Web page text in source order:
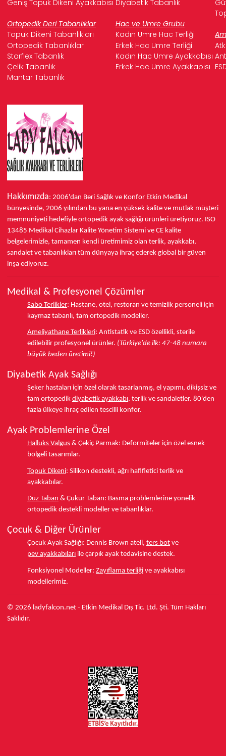
Geniş Topuk Dikeni Ayakkabısı Diyabetik Tabanlık
Ortopedik Deri Tabanlıklar
Hac ve Umre Grubu
Topuk Dikeni Tabanlıkları
Kadın Umre Hac Terliği
Ortopedik Tabanlıklar
Erkek Hac Umre Terliği
Starflex Tabanlık
Kadın Hac Umre Ayakkabısı
Çelik Tabanlık
Erkek Hac Umre Ayakkabısı
Mantar Tabanlık
Hakkımızda: 2006'dan Beri Sağlık ve Konfor Etkin Medikal
bünyesinde, 2006 yılından bu yana en yüksek kalite ve mutlak müşteri
memnuniyeti hedefiyle ortopedik ayak sağlığı ürünleri üretiyoruz. ISO
13485 Medikal Cihazlar Kalite Yönetim Sistemi ve CE kalite
belgelerimizle, tamamen kendi üretimimiz olan terlik, ayakkabı,
sandalet ve tabanlıkları tüm dünyaya ihraç ederek global bir güven
inşa ediyoruz.
Medikal & Profesyonel Çözümler
Sabo Terlikler: Hastane, otel, restoran ve temizlik personeli için
kaymaz tabanlı, tam ortopedik modeller.
Ameliyathane Terlikleri: Antistatik ve ESD özellikli, sterile
edilebilir profesyonel ürünler. (Türkiye'de ilk: 47-48 numara
büyük beden üretimi!)
Diyabetik Ayak Sağlığı
Şeker hastaları için özel olarak tasarlanmış, el yapımı, dikişsiz ve
tam ortopedik diyabetik ayakkabı, terlik ve sandaletler. 80'den
fazla ülkeye ihraç edilen tescilli konfor.
Ayak Problemlerine Özel
Halluks Valgus & Çekiç Parmak: Deformiteler için özel esnek
bölgeli tasarımlar.
Topuk Dikeni: Silikon destekli, ağrı hafifletici terlik ve
ayakkabılar.
Düz Taban & Çukur Taban: Basma problemlerine yönelik
ortopedik destekli modeller ve tabanlıklar.
Çocuk & Diğer Ürünler
Çocuk Ayak Sağlığı: Dennis Brown ateli, ters bot ve
pev ayakkabıları ile çarpık ayak tedavisine destek.
Fonksiyonel Modeller: Zayıflama terliği ve ayakkabısı
modellerimiz.
© 2026 ladyfalcon.net - Etkin Medikal Dış Tic. Ltd. Şti. Tüm Hakları
Saklıdır.